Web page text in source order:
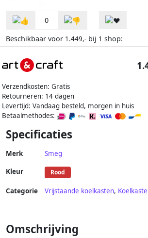
0
Beschikbaar voor 1.449,- bij 1 shop:
Verzendkosten: Gratis
Retourneren: 14 dagen
Levertijd: Vandaag besteld, morgen in huis
Betaalmethodes:
Specificaties
Merk Smeg
Kleur Rood
Categorie Vrijstaande koelkasten,
Omschrijving